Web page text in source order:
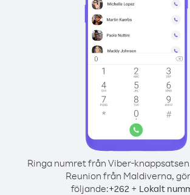
Ringa numret från Viber-
Reunion från Maldiverna,
följande:+262+ Lokalt